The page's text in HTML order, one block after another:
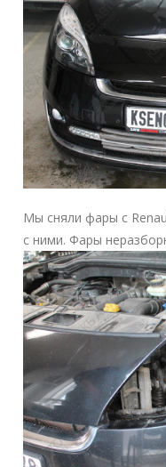
Мы сняли фары с
с ними. Фары